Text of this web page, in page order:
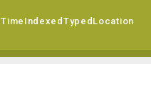
TimeIndexedTypedLocation